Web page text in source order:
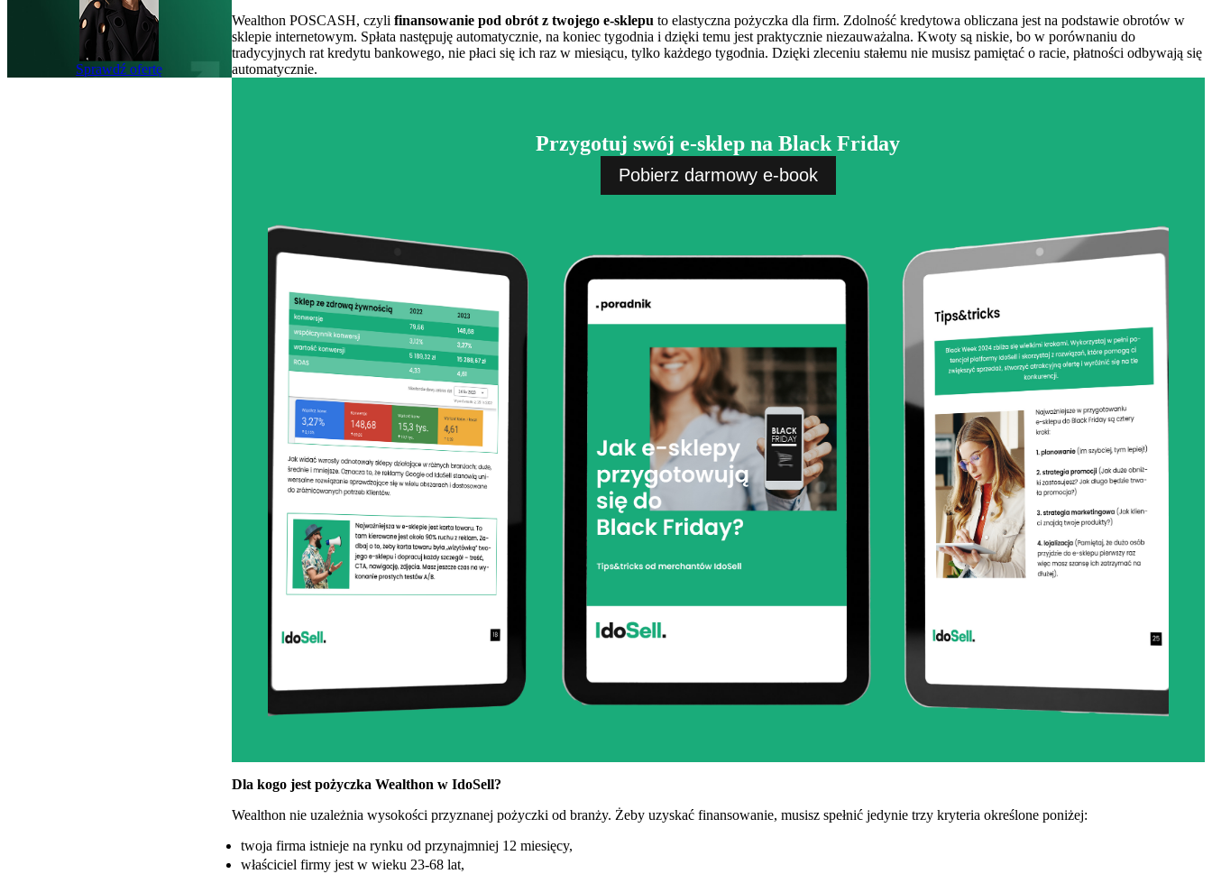
Sprawdź ofertę
Wealthon POSCASH, czyli finansowanie pod obrót z twojego e-sklepu to elastyczna pożyczka dla firm. Zdolność kredytowa obliczana jest na podstawie obrotów w
sklepie internetowym. Spłata następuję automatycznie, na koniec tygodnia i dzięki temu jest praktycznie niezauważalna. Kwoty są niskie, bo w porównaniu do
tradycyjnych rat kredytu bankowego, nie płaci się ich raz w miesiącu, tylko każdego tygodnia. Dzięki zleceniu stałemu nie musisz pamiętać o racie, płatności odbywają się
automatycznie.
Przygotuj swój e-sklep na Black Friday
Pobierz darmowy e-book
Dla kogo jest pożyczka Wealthon w IdoSell?
Wealthon nie uzależnia wysokości przyznanej pożyczki od branży. Żeby uzyskać finansowanie, musisz spełnić jedynie trzy kryteria określone poniżej:
twoja firma istnieje na rynku od przynajmniej 12 miesięcy,
właściciel firmy jest w wieku 23-68 lat,